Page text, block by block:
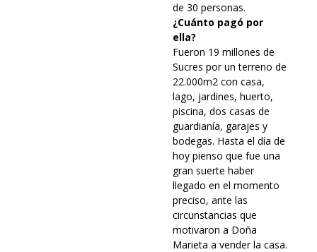
de 30 personas.
¿Cuánto pagó por
ella?
Fueron 19 millones de
Sucres por un terreno de
22.000m2 con casa,
lago, jardines, huerto,
piscina, dos casas de
guardianía, garajes y
bodegas. Hasta el día de
hoy pienso que fue una
gran suerte haber
llegado en el momento
preciso, ante las
circunstancias que
motivaron a Doña
Marieta a vender la casa.